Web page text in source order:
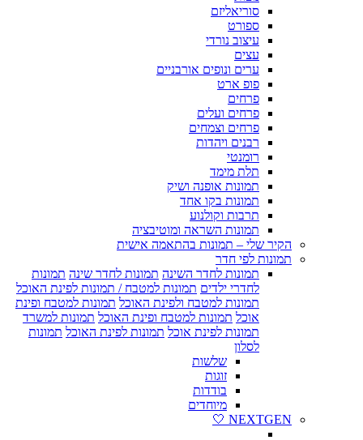
סוריאליזם
ספורט
עיצוב נורדי
עצים
ערים ונופים אורבניים
פופ ארט
פרחים
פרחים ועלים
פרחים וצמחים
רבנים ויהדות
רומנטי
תלת מימד
תמונות אופנה ושיק
תמונות בקו אחד
תרבות וקולנוע
תמונות השראה ומוטיבציה
הקיר שלי – תמונות בהתאמה אישית
תמונות לפי חדר
תמונות לחדר השינה תמונות לחדר שינה תמונות
לחדרי ילדים תמונות למטבח / תמונות לפינת האוכל
תמונות למטבח ולפינת האוכל תמונות למטבח ופינת
אוכל תמונות למטבח ופינת האוכל תמונות למשרד
תמונות לפינת אוכל תמונות לפינת האוכל תמונות
לסלון
שלשות
זוגות
בודדות
מיוחדים
NEXTGEN 🤍